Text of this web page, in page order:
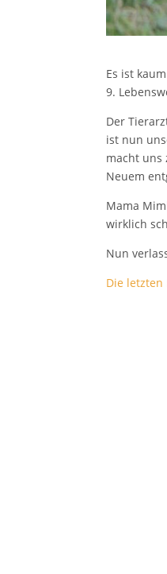
Es ist
9.
Der
ist nun
macht uns
Neuem
Mama
wirklich
Nun
Die letzten